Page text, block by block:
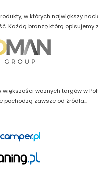
w których największy
Każdą branżę którą opisujemy
większości ważnych targów w
pochodzą zawsze od źródła...